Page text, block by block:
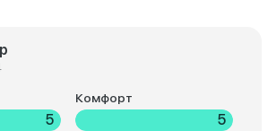
5
Комфорт
5